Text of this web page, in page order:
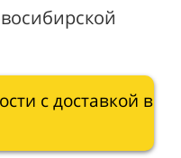
с доставкой в